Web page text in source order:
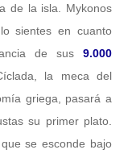
de la isla. Mykonos
sientes en cuanto
de sus 9.000
la meca del
griega, pasará a
su primer plato.
se esconde bajo